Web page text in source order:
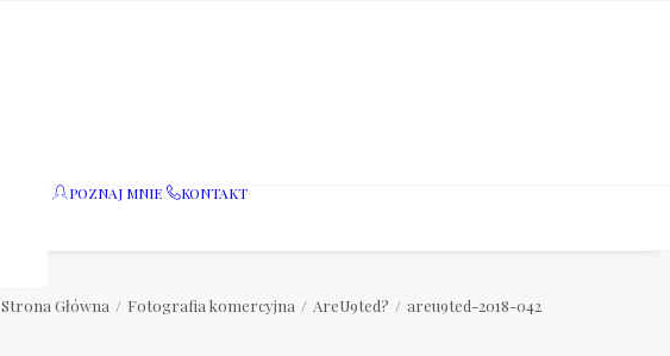
POZNAJ MNIE KONTAKT
Strona Główna Fotografia komercyjna AreU9ted? areu9ted-2018-042